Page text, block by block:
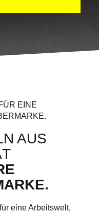
EINE
AUS
eine Arbeitswelt,